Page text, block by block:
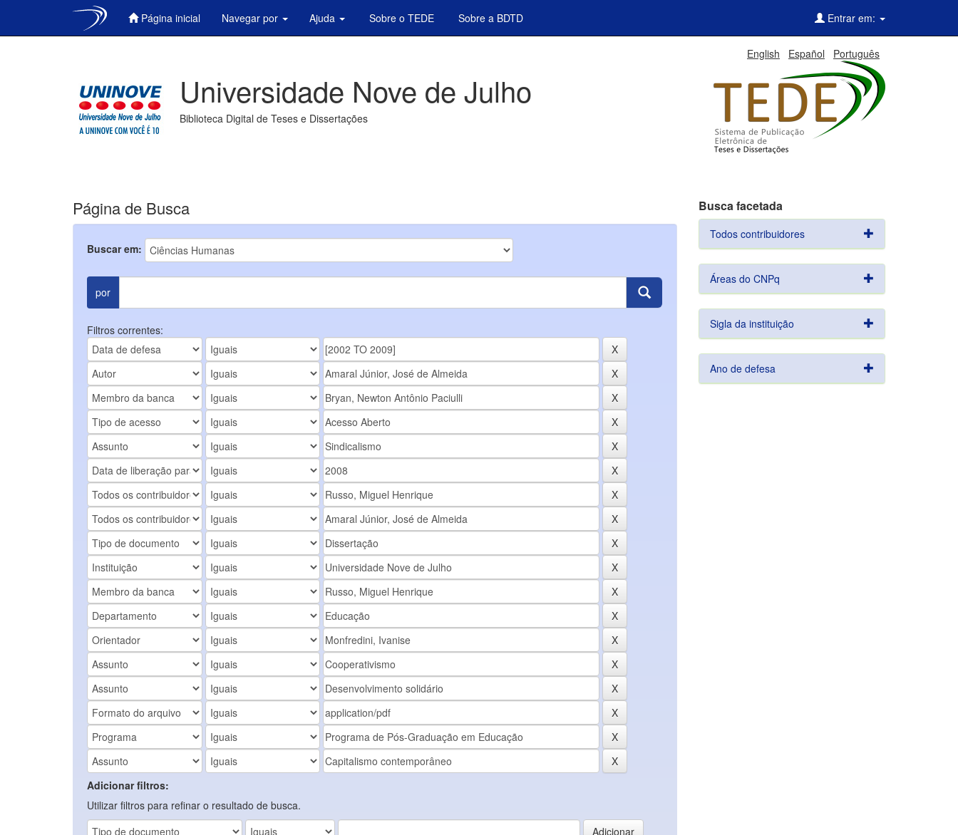
Página inicial Navegar por Ajuda Sobre o TEDE Sobre a BDTD Entrar em:
English Español Português
Universidade Nove de Julho
Biblioteca Digital de Teses e Dissertações
Página de Busca
Buscar em:
por
Filtros correntes:
Adicionar filtros:
Utilizar filtros para refinar o resultado de busca.
Busca facetada
Todos contribuidores
Áreas do CNPq
Sigla da instituição
Ano de defesa